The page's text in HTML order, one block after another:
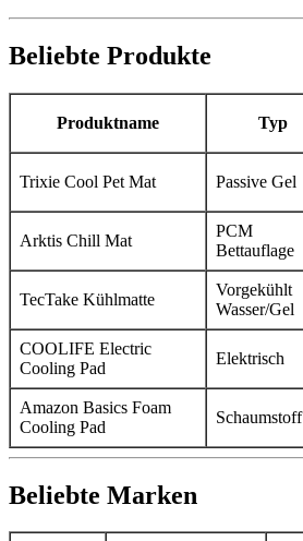
Beliebte Produkte
Produktname Typ
Trixie Cool Pet Mat Passive Gel
Arktis Chill Mat
PCM
Bettauflage
TecTake Kühlmatte
Vorgekühlt
Wasser/Gel
COOLIFE Electric
Cooling Pad
Elektrisch
Amazon Basics Foam
Cooling Pad
Schaumstoff
Beliebte Marken